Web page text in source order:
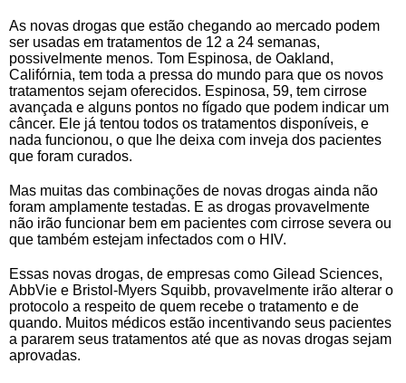
As novas drogas que estão chegando ao mercado podem
ser usadas em tratamentos de 12 a 24 semanas,
possivelmente menos. Tom Espinosa, de Oakland,
Califórnia, tem toda a pressa do mundo para que os novos
tratamentos sejam oferecidos. Espinosa, 59, tem cirrose
avançada e alguns pontos no fígado que podem indicar um
câncer. Ele já tentou todos os tratamentos disponíveis, e
nada funcionou, o que lhe deixa com inveja dos pacientes
que foram curados.
Mas muitas das combinações de novas drogas ainda não
foram amplamente testadas. E as drogas provavelmente
não irão funcionar bem em pacientes com cirrose severa ou
que também estejam infectados com o HIV.
Essas novas drogas, de empresas como Gilead Sciences,
AbbVie e Bristol-Myers Squibb, provavelmente irão alterar o
protocolo a respeito de quem recebe o tratamento e de
quando. Muitos médicos estão incentivando seus pacientes
a pararem seus tratamentos até que as novas drogas sejam
aprovadas.